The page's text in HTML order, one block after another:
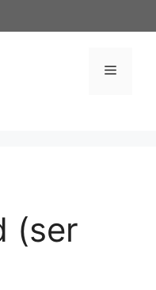
Menú
(ser